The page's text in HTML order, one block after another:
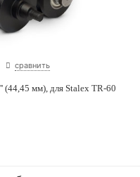
сравнить
(44,45 мм), для Stalex TR-60